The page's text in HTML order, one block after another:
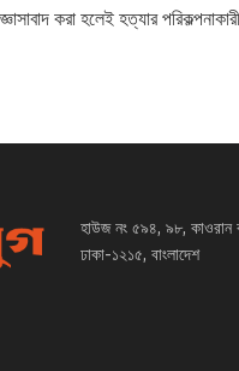
করা হলেই হত্যার
হাউজ নং ৫৯৪, ৯৮, কাওরান
ঢাকা-১২১৫, বাংলাদেশ